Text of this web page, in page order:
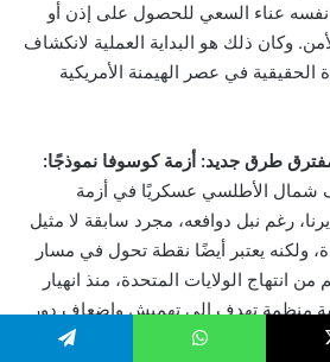
نفسه عناء السعي للحصول على إذن أو
وكان ذلك هو البداية العملية لانكشاف
الحقيقية في عصر الهيمنة الأمريكية
طرق جديد: أزمة كوسوفا نموذجًا:
شمال الأطلسي عسكريًا في أزمة
رغم نبل دوافعه، مجرد سابقة لا مثيل
ولكنه يعتبر أيضًا نقطة تحول في مسار
انتهاج الولايات المتحدة، منذ انهيار
منظمة تهدف إلى تهميش وإضعاف دور
على وجود غطاء من الشرعية الدولية